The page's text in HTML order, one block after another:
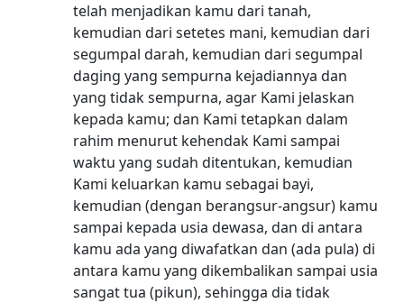
telah menjadikan kamu dari tanah,
kemudian dari setetes mani, kemudian dari
segumpal darah, kemudian dari segumpal
daging yang sempurna kejadiannya dan
yang tidak sempurna, agar Kami jelaskan
kepada kamu; dan Kami tetapkan dalam
rahim menurut kehendak Kami sampai
waktu yang sudah ditentukan, kemudian
Kami keluarkan kamu sebagai bayi,
kemudian (dengan berangsur-angsur) kamu
sampai kepada usia dewasa, dan di antara
kamu ada yang diwafatkan dan (ada pula) di
antara kamu yang dikembalikan sampai usia
sangat tua (pikun), sehingga dia tidak